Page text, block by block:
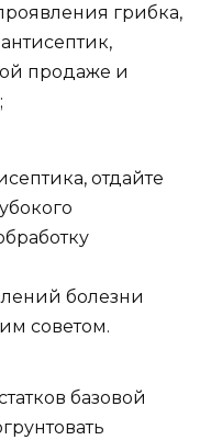
грибка,
продаже и
отдайте
болезни
советом.
базовой